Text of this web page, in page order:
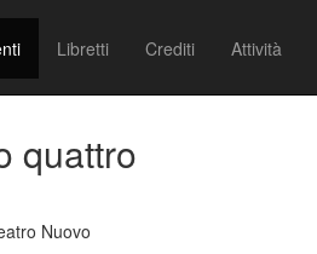
Libretti Crediti Attività
quattro
Nuovo